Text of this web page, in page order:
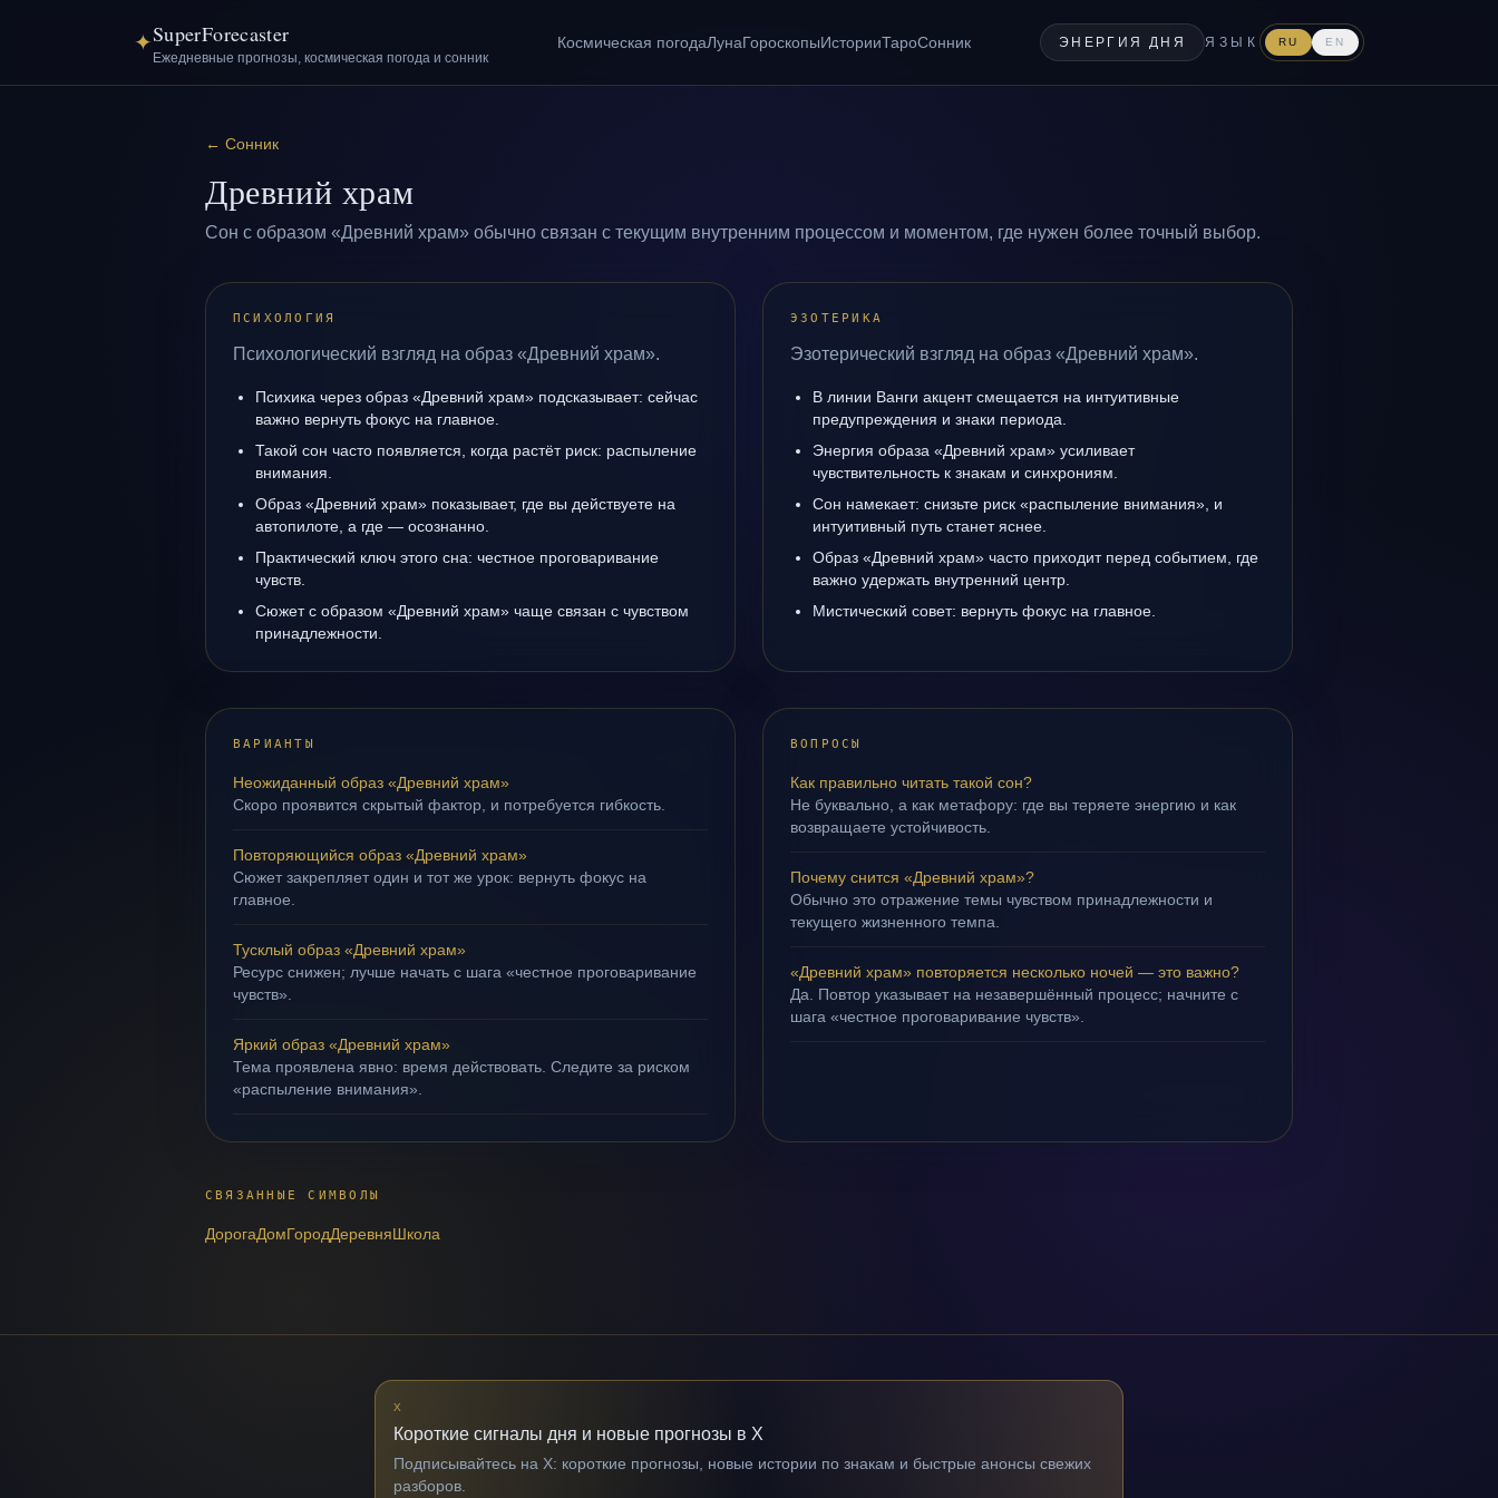
✦SuperForecaster
Ежедневные прогнозы, космическая погода и сонник
Космическая погодаЛунаГороскопыИсторииТароСонник ЭНЕРГИЯ ДНЯ ЯЗЫК RU EN
← Сонник
Древний храм
Сон с образом «Древний храм» обычно связан с текущим внутренним процессом и моментом, где нужен более точный выбор.
ПСИХОЛОГИЯ
Психологический взгляд на образ «Древний храм».
Психика через образ «Древний храм» подсказывает: сейчас
важно вернуть фокус на главное.
Такой сон часто появляется, когда растёт риск: распыление
внимания.
Образ «Древний храм» показывает, где вы действуете на
автопилоте, а где — осознанно.
Практический ключ этого сна: честное проговаривание
чувств.
Сюжет с образом «Древний храм» чаще связан с чувством
принадлежности.
ЭЗОТЕРИКА
Эзотерический взгляд на образ «Древний храм».
В линии Ванги акцент смещается на интуитивные
предупреждения и знаки периода.
Энергия образа «Древний храм» усиливает
чувствительность к знакам и синхрониям.
Сон намекает: снизьте риск «распыление внимания», и
интуитивный путь станет яснее.
Образ «Древний храм» часто приходит перед событием, где
важно удержать внутренний центр.
Мистический совет: вернуть фокус на главное.
ВАРИАНТЫ
Неожиданный образ «Древний храм»
Скоро проявится скрытый фактор, и потребуется гибкость.
Повторяющийся образ «Древний храм»
Сюжет закрепляет один и тот же урок: вернуть фокус на
главное.
Тусклый образ «Древний храм»
Ресурс снижен; лучше начать с шага «честное проговаривание
чувств».
Яркий образ «Древний храм»
Тема проявлена явно: время действовать. Следите за риском
«распыление внимания».
ВОПРОСЫ
Как правильно читать такой сон?
Не буквально, а как метафору: где вы теряете энергию и как
возвращаете устойчивость.
Почему снится «Древний храм»?
Обычно это отражение темы чувством принадлежности и
текущего жизненного темпа.
«Древний храм» повторяется несколько ночей — это важно?
Да. Повтор указывает на незавершённый процесс; начните с
шага «честное проговаривание чувств».
СВЯЗАННЫЕ СИМВОЛЫ
ДорогаДомГородДеревняШкола
X
Короткие сигналы дня и новые прогнозы в X
Подписывайтесь на X: короткие прогнозы, новые истории по знакам и быстрые анонсы свежих
разборов.